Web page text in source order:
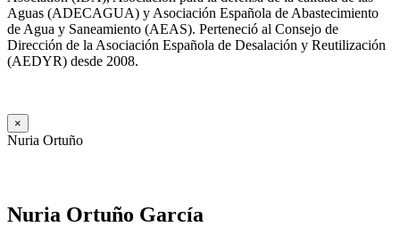
Aguas (ADECAGUA) y Asociación Española de Abastecimiento
de Agua y Saneamiento (AEAS). Perteneció al Consejo de
Dirección de la Asociación Española de Desalación y Reutilización
(AEDYR) desde 2008.
×
Nuria Ortuño
Nuria Ortuño García